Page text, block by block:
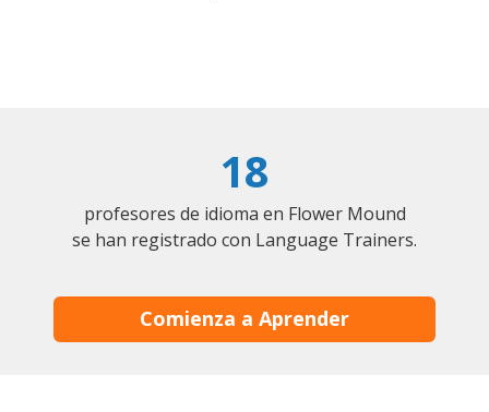
18
profesores de idioma en Flower Mound
se han registrado con Language Trainers.
Comienza a Aprender